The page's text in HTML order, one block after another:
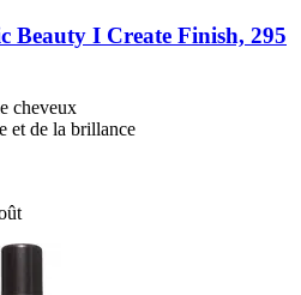
Beauty I Create Finish, 295
cheveux
et de la brillance